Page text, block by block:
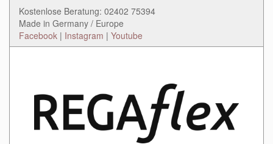
Kostenlose Beratung: 02402 75394
Made in Germany / Europe
Facebook | Instagram | Youtube